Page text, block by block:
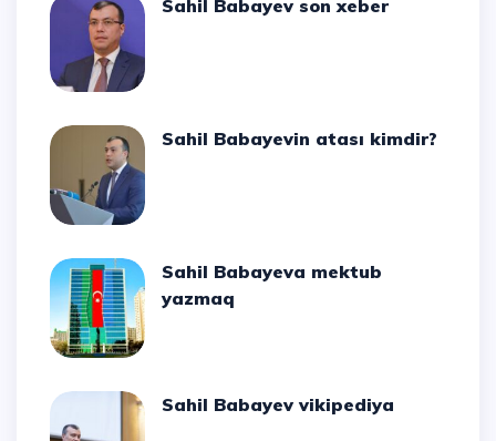
Sahil Babayev son xeber
Sahil Babayevin atası kimdir?
Sahil Babayeva mektub
yazmaq
Sahil Babayev vikipediya